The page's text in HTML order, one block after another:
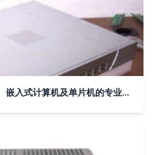
工控电脑 多网卡工控机、嵌入式计算机及单片机的专业生产供应商